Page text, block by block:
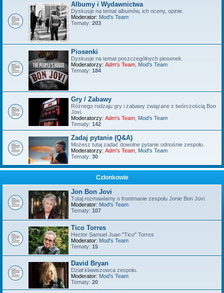
Albumy i Wydawnictwa
Dyskusje na temat albumów, ich oceny, opinie.
Moderator: Mod's Team
Tematy: 203
Piosenki
Dyskusje na temat poszczególnych piosenek.
Moderatorzy: Adm's Team Mod's Team
Tematy: 184
Gry / Zabawy
Różnego rodzaju gry i zabawy związane z twórczością Bon
Jovi.
Moderatorzy: Adm's Team Mod's Team
Tematy: 142
Zadaj pytanie (Q&A)
Możesz tutaj zadać dowolne pytanie odnośnie zespołu.
Moderatorzy: Adm's Team Mod's Team
Tematy: 30
Członkowie
Jon Bon Jovi
Tutaj rozmawiamy o frontmanie zespołu Jonie Bon Jovi.
Moderator: Mod's Team
Tematy: 107
Tico Torres
Hector Samuel Juan "Tico" Torres
Moderator: Mod's Team
Tematy: 15
David Bryan
Dział klawiszowca zespołu.
Moderator: Mod's Team
Tematy: 20